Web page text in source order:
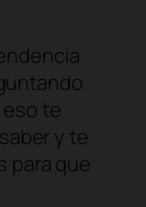
eso te
y te
para que